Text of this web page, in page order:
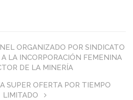
ORGANIZADO POR SINDICATO
LA INCORPORACIÓN FEMENINA
DE LA MINERÍA
SUPER OFERTA POR TIEMPO
LIMITADO